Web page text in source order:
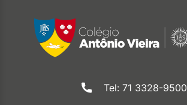
Tel: 71 3328-9500